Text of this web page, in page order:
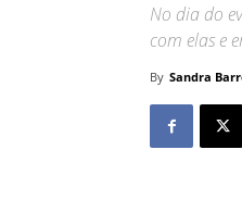
No dia do
com elas e
By Sandra